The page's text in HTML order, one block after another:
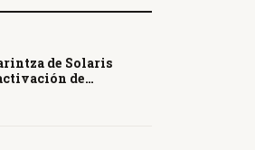
de Solaris
de